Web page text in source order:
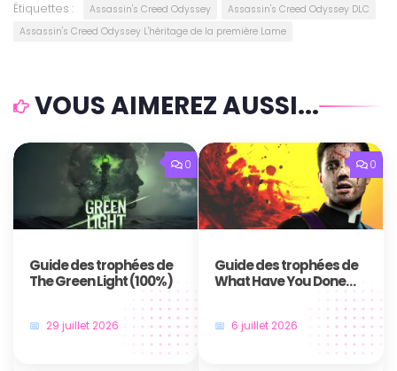
Étiquettes : Assassin's Creed Odyssey
Assassin's Creed Odyssey DLC
Assassin's Creed Odyssey L'héritage de la première Lame
VOUS AIMEREZ AUSSI...
0
Guide des trophées de
The Green Light (100%)
29 juillet 2026
0
Guide des trophées de
What Have You Done
6 juillet 2026